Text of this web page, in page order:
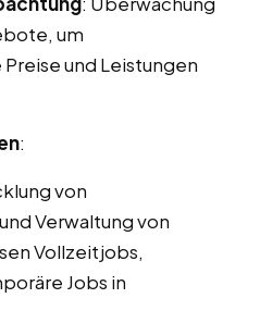
um
und Leistungen
:
von
Verwaltung von
Vollzeitjobs,
Jobs in